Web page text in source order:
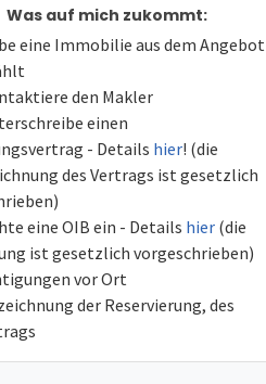
Was auf mich zukommt:
eine Immobilie aus dem Angebot
den Makler
einen
- Details hier! (die
des Vertrags ist gesetzlich
eine OIB ein - Details hier (die
ist gesetzlich vorgeschrieben)
vor Ort
der Reservierung, des